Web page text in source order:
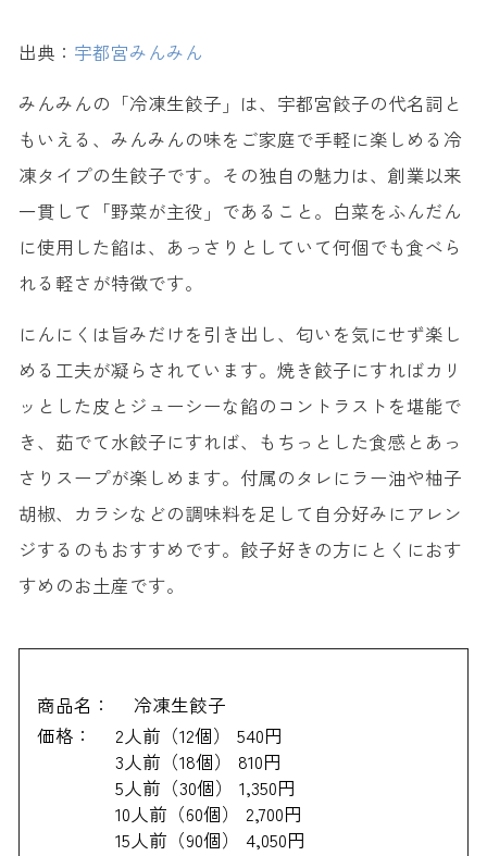
出典： 宇都宮みんみん
みんみんの「冷凍生餃子」は、宇都宮餃子の代名詞と
もいえる、みんみんの味をご家庭で手軽に楽しめる冷
凍タイプの生餃子です。その独自の魅力は、創業以来
一貫して「野菜が主役」であること。白菜をふんだん
に使用した餡は、あっさりとしていて何個でも食べら
れる軽さが特徴です。
にんにくは旨みだけを引き出し、匂いを気にせず楽し
める工夫が凝らされています。焼き餃子にすればカリ
ッとした皮とジューシーな餡のコントラストを堪能で
き、茹でて水餃子にすれば、もちっとした食感とあっ
さりスープが楽しめます。付属のタレにラー油や柚子
胡椒、カラシなどの調味料を足して自分好みにアレン
ジするのもおすすめです。餃子好きの方にとくにおす
すめのお土産です。
商品名：
冷凍生餃子
価格：
2人前（12個） 540円
3人前（18個） 810円
5人前（30個） 1,350円
10人前（60個） 2,700円
15人前（90個） 4,050円